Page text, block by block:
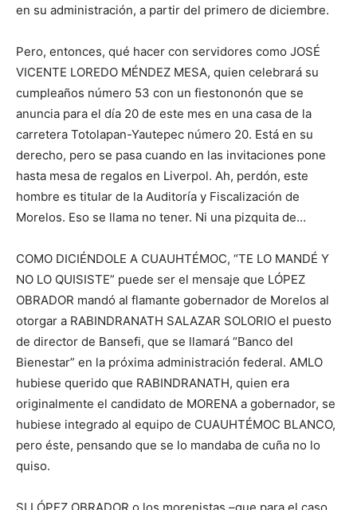
en su administración, a partir del primero de diciembre.
Pero, entonces, qué hacer con servidores como JOSÉ
VICENTE LOREDO MÉNDEZ MESA, quien celebrará su
cumpleaños número 53 con un fiestononón que se
anuncia para el día 20 de este mes en una casa de la
carretera Totolapan-Yautepec número 20. Está en su
derecho, pero se pasa cuando en las invitaciones pone
hasta mesa de regalos en Liverpol. Ah, perdón, este
hombre es titular de la Auditoría y Fiscalización de
Morelos. Eso se llama no tener. Ni una pizquita de…
COMO DICIÉNDOLE A CUAUHTÉMOC, “TE LO MANDÉ Y
NO LO QUISISTE” puede ser el mensaje que LÓPEZ
OBRADOR mandó al flamante gobernador de Morelos al
otorgar a RABINDRANATH SALAZAR SOLORIO el puesto
de director de Bansefi, que se llamará “Banco del
Bienestar” en la próxima administración federal. AMLO
hubiese querido que RABINDRANATH, quien era
originalmente el candidato de MORENA a gobernador, se
hubiese integrado al equipo de CUAUHTÉMOC BLANCO,
pero éste, pensando que se lo mandaba de cuña no lo
quiso.